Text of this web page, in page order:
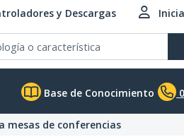
y Descargas
Base de Conocimiento
mesas de conferencias